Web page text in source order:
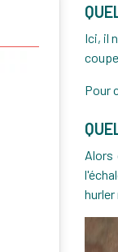
Ici, il
Pour
Alors